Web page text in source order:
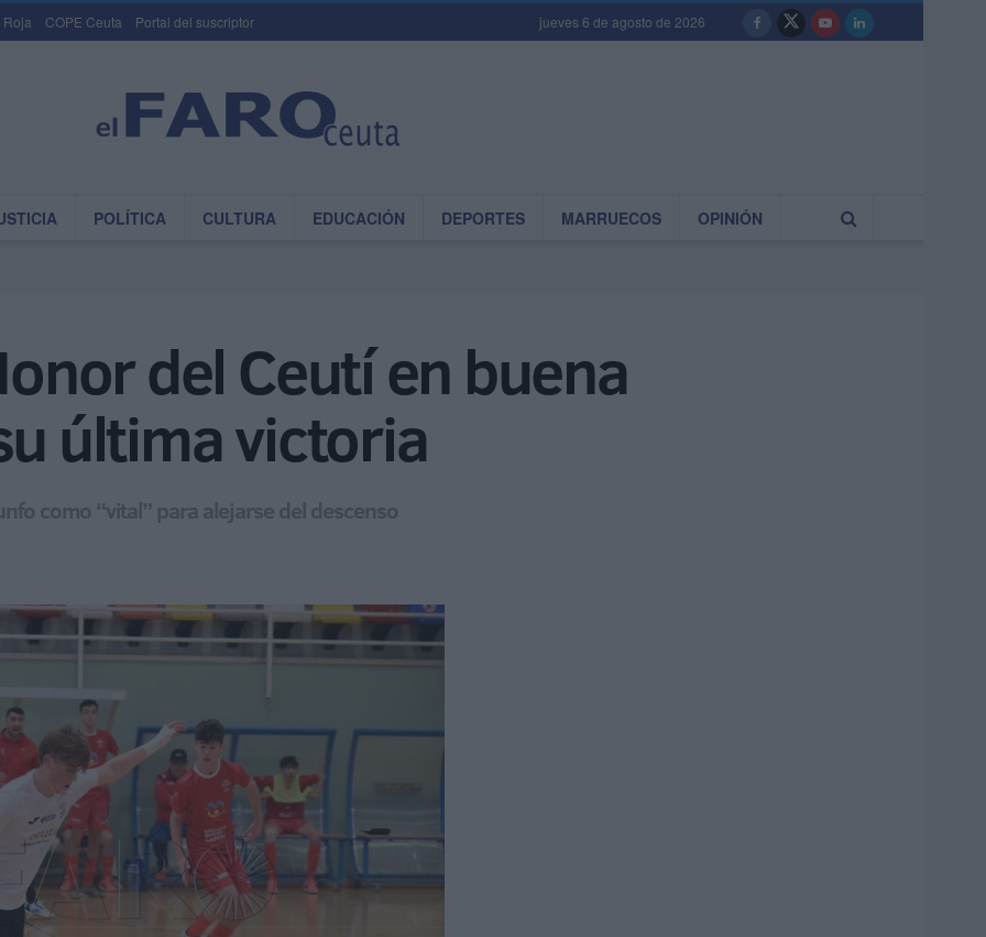
Roja COPE Ceuta Portal del suscriptor jueves 6 de agosto de 2026
POLÍTICA CULTURA EDUCACIÓN DEPORTES MARRUECOS OPINIÓN
del Ceutí en buena
última victoria
como “vital” para alejarse del descenso